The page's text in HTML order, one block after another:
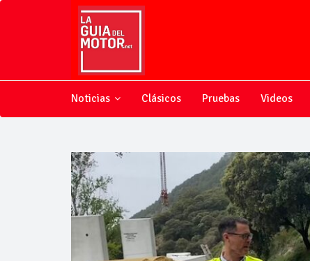
Noticias Clásicos Pruebas Videos